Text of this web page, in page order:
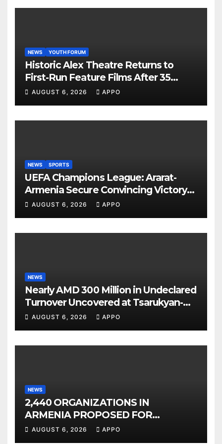
NEWS YOUTH FORUM
Historic Alex Theatre Returns to
First-Run Feature Films After 35
Years
AUGUST 6, 2026 APPO
NEWS SPORTS
UEFA Champions League: Ararat-
Armenia Secure Convincing Victory
Over Shamrock Rovers 2-0
AUGUST 6, 2026 APPO
NEWS
Nearly AMD 300 Million in Undeclared
Turnover Uncovered at Tsarukyan-
Owned Entertainment Center
AUGUST 6, 2026 APPO
NEWS
2,440 ORGANIZATIONS IN
ARMENIA PROPOSED FOR
INCLUSION IN LIST OF AIR
AUGUST 6, 2026 APPO